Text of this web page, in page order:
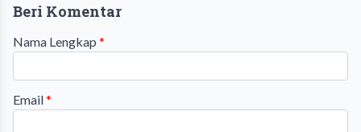
Beri Komentar
Nama Lengkap *
Email*